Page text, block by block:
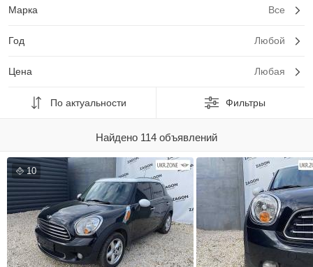
Марка Все
Год Любой
Цена Любая
По актуальности Фильтры
Найдено 114 объявлений
10